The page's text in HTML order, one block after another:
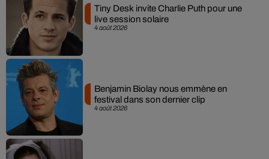
4 août 2026
Tiny Desk invite Charlie Puth pour une
live session solaire
4 août 2026
Benjamin Biolay nous emmène en
festival dans son dernier clip